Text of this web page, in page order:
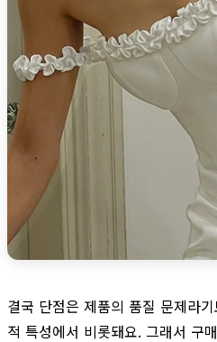
결국 단점은 제품의 품질 문제라
적 특성에서 비롯돼요. 그래서 구